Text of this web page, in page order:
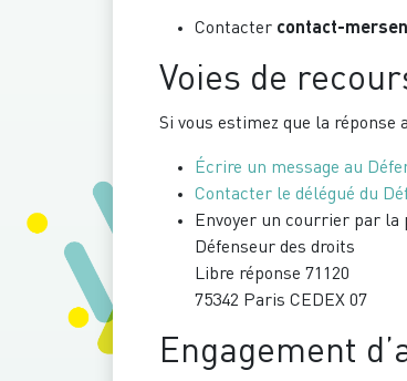
Contacter contact-
Voies de
Si vous estimez que la réponse
Écrire un message au
Contacter le délégué du
Envoyer un courrier par la
Défenseur des droits
Libre réponse 71120
75342 Paris CEDEX 07
Engagement